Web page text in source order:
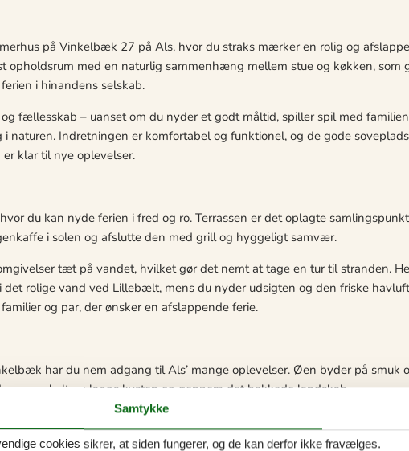
på Vinkelbæk 27 på Als, hvor du straks mærker en rolig og
opholdsrum med en naturlig sammenhæng mellem stue og køkken, som
i hinandens selskab.
fællesskab – uanset om du nyder et godt måltid, spiller spil med familien
naturen. Indretningen er komfortabel og funktionel, og de gode
klar til nye oplevelser.
du kan nyde ferien i fred og ro. Terrassen er det oplagte
i solen og afslutte den med grill og hyggeligt samvær.
tæt på vandet, hvilket gør det nemt at tage en tur til stranden.
det rolige vand ved Lillebælt, mens du nyder udsigten og den friske
og par, der ønsker en afslappende ferie.
har du nem adgang til Als’ mange oplevelser. Øen byder på smuk
og cykelture langs kysten og gennem det bakkede landskab.
tilbyder hyggelig by stemning med caféer, restauranter og shopping
Slot. Universe Science Park er et oplagt valg for børnefamilier, der
Samtykke
cookies sikrer, at siden fungerer, og de kan derfor ikke fravælges.